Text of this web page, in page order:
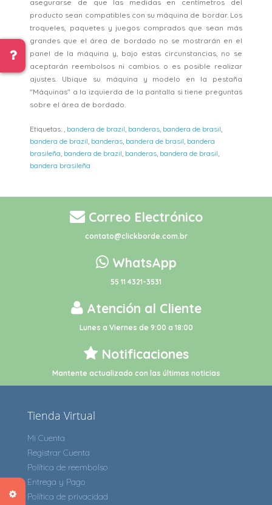
asegurarse de que las medidas en centímetros del
producto sean compatibles con su máquina de bordar. Los
troqueles, paquetes y juegos comprados que sean más
grandes que el área de bordado no se mostrarán en el
panel de la máquina y, bajo estas circunstancias, no se
aceptarán reembolsos ni cambios. o es posible realizar
ajustes. Ubique su máquina y modelo en la pestaña
"Máquinas" a la izquierda de la pantalla si tiene preguntas
sobre el área de bordado.
Etiquetas:, bandera de brazil, banderas, bandera de brasil,
bandera de brazil, banderas, bandera de brasil, bandera
brasileña, bandera de brazil, banderas, bandera de brasil,
bandera brasileña
Correo Electrónico
contato@clickborde.com.br
WhatsApp
55 11 4321-3531
Atención al Cliente
Lunes a Viernes de 9:00 a 18:00
Notificaciones
Mantente actualizado con las últimas noticias
Tienda Virtual
Mi Cuenta
Registrar Cuenta
Política de reembolso
Entrega y Pago
Política de privacidad